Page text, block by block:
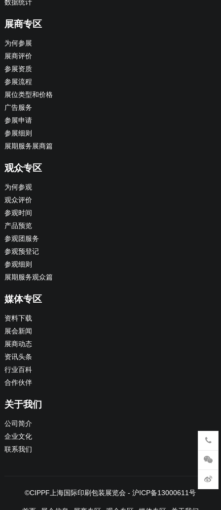
数据统计
展商专区
为何参展
展商评价
参展资质
参展流程
展位类型和价格
广告服务
参展申请
参展细则
展期服务展商篇
观众专区
为何参观
观众评价
参观时间
产品预览
参观团服务
参观预登记
参观细则
展期服务观众篇
媒体专区
资料下载
展会新闻
展商动态
资讯头条
行业百科
合作伙伴
关于我们
公司简介
企业文化
联系我们
©CIPPF上海国际印刷包装展览会 -沪ICP备13000611号